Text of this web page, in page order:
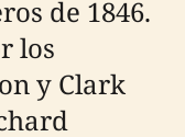
de 1846.
los
y Clark